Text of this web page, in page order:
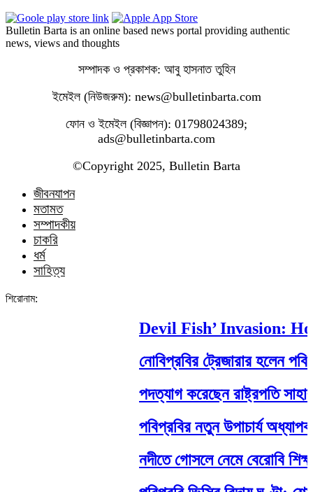
Bulletin Barta is an online based news portal providing authentic
news, views and thoughts
সম্পাদক ও প্রকাশক: আবু হাসনাত তুহিন
ইমেইল (নিউজরুম): news@bulletinbarta.com
ফোন ও ইমেইল (বিজ্ঞাপন): 01798024389;
ads@bulletinbarta.com
©️Copyright 2025, Bulletin Barta
জীবনযাপন
মতামত
সম্পাদকীয়
চাকরি
ধর্ম
সাহিত্য
শিরোনাম:
Devil Fish’ Invasion: How
নোবিপ্রবির ট্রেজারার হলেন
পদত্যাগ করেছেন রাষ্ট্রপতি সাহাবুদ্দিন
পবিপ্রবির নতুন উপাচার্য অধ্যাপক
নদীতে গোসলে নেমে বেরোবি